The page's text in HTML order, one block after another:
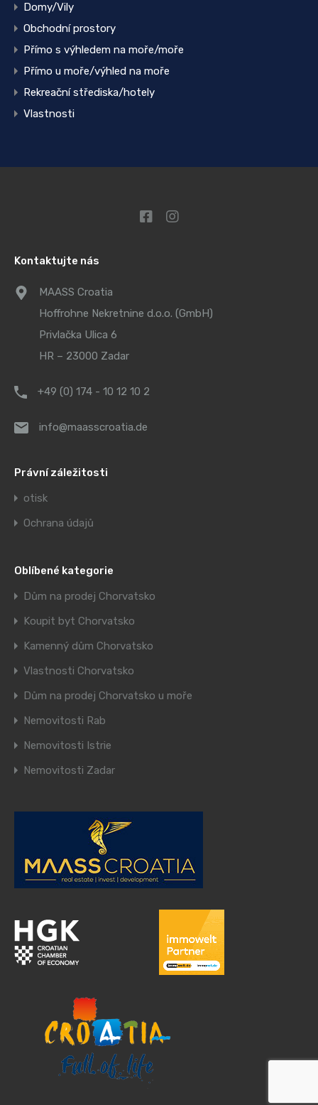
Domy/Vily
Obchodní prostory
Přímo s výhledem na moře/moře
Přímo u moře/výhled na moře
Rekreační střediska/hotely
Vlastnosti
Kontaktujte nás
MAASS Croatia
Hoffrohne Nekretnine d.o.o. (GmbH)
Privlačka Ulica 6
HR – 23000 Zadar
+49 (0) 174 - 10 12 10 2
info@maasscroatia.de
Právní záležitosti
otisk
Ochrana údajů
Oblíbené kategorie
Dům na prodej Chorvatsko
Koupit byt Chorvatsko
Kamenný dům Chorvatsko
Vlastnosti Chorvatsko
Dům na prodej Chorvatsko u moře
Nemovitosti Rab
Nemovitosti Istrie
Nemovitosti Zadar